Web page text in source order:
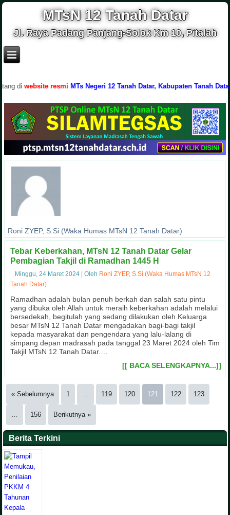
MTsN 12 Tanah Datar
Jl. Raya Padang Panjang-Solok Km 10, Pitalah
diwebsite resmi MTs Negeri 12 Tanah Datar, Kabupaten Tanah Datar,
Roni ZYEP, S.Si (Waka Humas MTsN 12 Tanah Datar)
Tebar Keberkahan, MTsN 12 Tanah Datar Gelar
Pembagian Takjil di Ramadhan 1445 H
Minggu, 24 Maret 2024 |Oleh Roni ZYEP, S.Si (Waka Humas MTsN 12
Tanah Datar)
Ramadhan adalah bulan penuh berkah dan salah satu pintu
yang dibuka oleh Allah untuk meraih keberkahan adalah melalui
bersedekah, begitulah yang sedang dilakukan oleh Keluarga
besar MTsN 12 Tanah Datar mengadakan bagi-bagi takjil
kepada masyarakat dan pengendara yang lalu-lalang di
simpang depan madrasah pada tanggal 23 Maret 2024 oleh Tim
Takjil MTsN 12 Tanah Datar.…
[[ BACA SELENGKAPNYA...]]
« Sebelumnya 1 … 119 120 121 122 123
… 156 Berikutnya »
Berita Terkini